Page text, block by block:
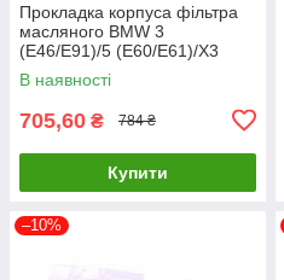
Прокладка корпуса фільтра
масляного BMW 3
(E46/E91)/5 (E60/E61)/X3
(E83) 2.0D 98-12 M47 BMW
11427787695 UA61
В наявності
705,60 ₴ 784 ₴
Купити
–10%